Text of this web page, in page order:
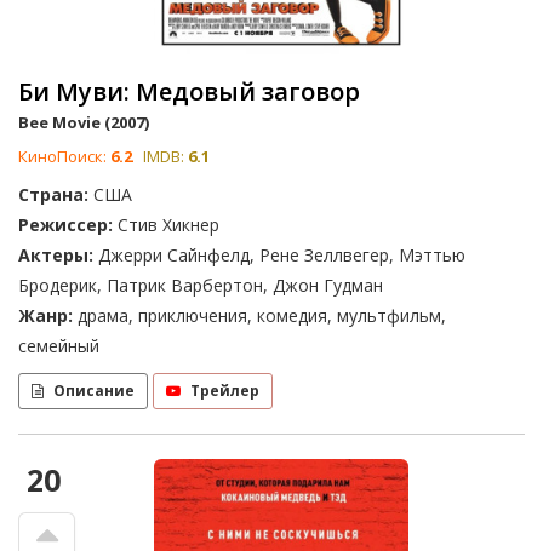
Би Муви: Медовый заговор
Bee Movie (2007)
КиноПоиск: 6.2 IMDB: 6.1
Страна: США
Режиссер: Стив Хикнер
Актеры: Джерри Сайнфелд, Рене Зеллвегер, Мэттью
Бродерик, Патрик Варбертон, Джон Гудман
Жанр: драма, приключения, комедия, мультфильм,
семейный
Описание Трейлер
20